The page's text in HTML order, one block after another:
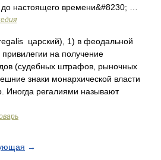
настоящего времени&#8230; …
царский), 1) в феодальной
на получение
(судебных штрафов, рыночных
знаки монархической власти
Иногда регалиями называют
→